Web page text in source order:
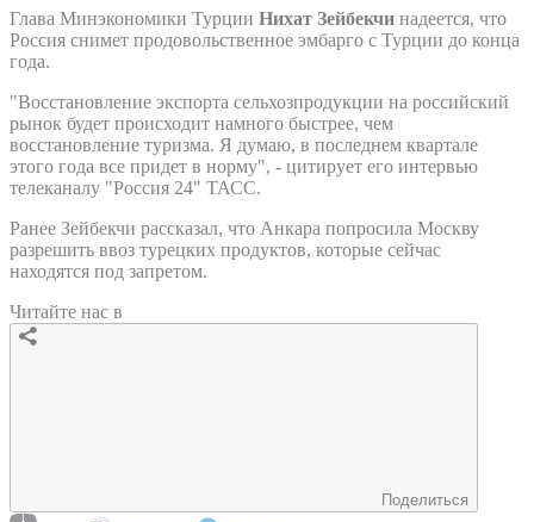
Глава Минэкономики Турции Нихат Зейбекчи надеется, что
Россия снимет продовольственное эмбарго с Турции до конца
года.
"Восстановление экспорта сельхозпродукции на российский
рынок будет происходит намного быстрее, чем
восстановление туризма. Я думаю, в последнем квартале
этого года все придет в норму", - цитирует его интервью
телеканалу "Россия 24" ТАСС.
Ранее Зейбекчи рассказал, что Анкара попросила Москву
разрешить ввоз турецких продуктов, которые сейчас
находятся под запретом.
Читайте нас в
Поделиться